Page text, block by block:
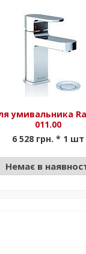
умивальника
011.00
6 528 грн. * 1 шт
Немає в